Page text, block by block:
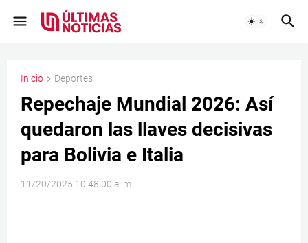
Inicio Deportes
Repechaje Mundial 2026: Así
quedaron las llaves decisivas
para Bolivia e Italia
11/20/2025 10:48:00 a. m.